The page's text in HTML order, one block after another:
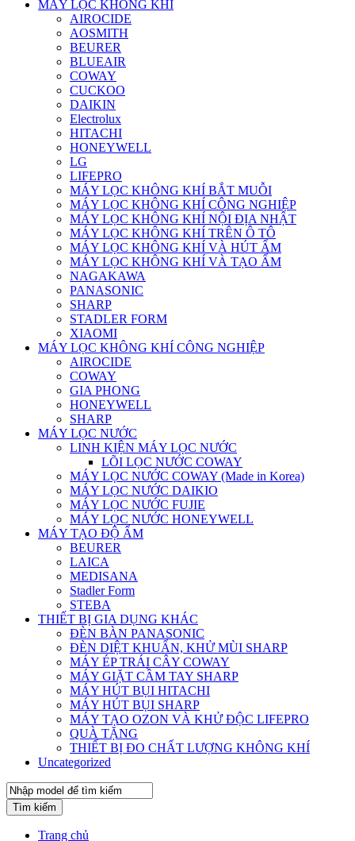
MÁY LỌC KHÔNG KHÍ
AIROCIDE
AOSMITH
BEURER
BLUEAIR
COWAY
CUCKOO
DAIKIN
Electrolux
HITACHI
HONEYWELL
LG
LIFEPRO
MÁY LỌC KHÔNG KHÍ BẮT MUỖI
MÁY LỌC KHÔNG KHÍ CÔNG NGHIỆP
MÁY LỌC KHÔNG KHÍ NỘI ĐỊA NHẬT
MÁY LỌC KHÔNG KHÍ TRÊN Ô TÔ
MÁY LỌC KHÔNG KHÍ VÀ HÚT ẨM
MÁY LỌC KHÔNG KHÍ VÀ TẠO ẨM
NAGAKAWA
PANASONIC
SHARP
STADLER FORM
XIAOMI
MÁY LỌC KHÔNG KHÍ CÔNG NGHIỆP
AIROCIDE
COWAY
GIA PHONG
HONEYWELL
SHARP
MÁY LỌC NƯỚC
LINH KIỆN MÁY LỌC NƯỚC
LÕI LỌC NƯỚC COWAY
MÁY LỌC NƯỚC COWAY (Made in Korea)
MÁY LỌC NƯỚC DAIKIO
MÁY LỌC NƯỚC FUJIE
MÁY LỌC NƯỚC HONEYWELL
MÁY TẠO ĐỘ ẨM
BEURER
LAICA
MEDISANA
Stadler Form
STEBA
THIẾT BỊ GIA DỤNG KHÁC
ĐÈN BÀN PANASONIC
ĐÈN DIỆT KHUẨN, KHỬ MÙI SHARP
MÁY ÉP TRÁI CÂY COWAY
MÁY GIẶT CẦM TAY SHARP
MÁY HÚT BỤI HITACHI
MÁY HÚT BỤI SHARP
MÁY TẠO OZON VÀ KHỬ ĐỘC LIFEPRO
QUÀ TẶNG
THIẾT BỊ ĐO CHẤT LƯỢNG KHÔNG KHÍ
Uncategorized
Tìm kiếm
Trang chủ